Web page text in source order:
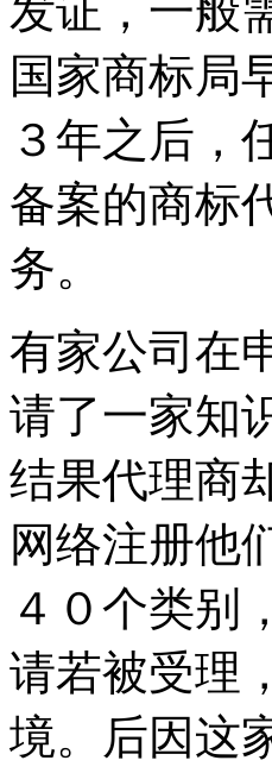
发证，一般
国家商标局
３年之后，
备案的商标
务。
有家公司在
请了一家知
结果代理商
网络注册他
４０个类别
请若被受理
境。后因这